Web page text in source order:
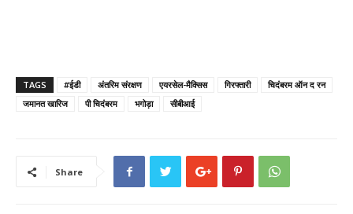
TAGS #ईडी अंतरिम संरक्षण एयरसेल-मैक्सिस गिरफ्तारी
चिदंबरम ऑन द रन
जमानत खारिज
पी चिदंबरम भगोड़ा सीबीआई
Share